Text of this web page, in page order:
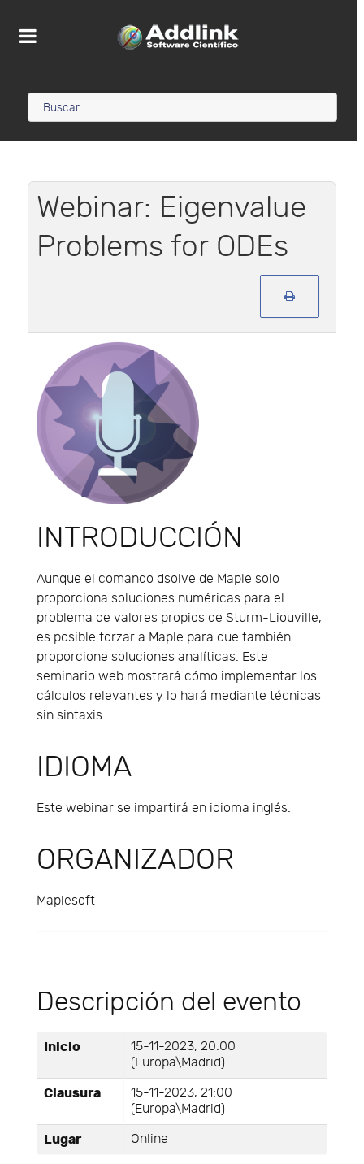
Webinar: Eigenvalue
Problems for ODEs
INTRODUCCIÓN
Aunque el comando dsolve de Maple solo
proporciona soluciones numéricas para el
problema de valores propios de Sturm-Liouville,
es posible forzar a Maple para que también
proporcione soluciones analíticas. Este
seminario web mostrará cómo implementar los
cálculos relevantes y lo hará mediante técnicas
sin sintaxis.
IDIOMA
Este webinar se impartirá en idioma inglés.
ORGANIZADOR
Maplesoft
Descripción del evento
Inicio
15-11-2023, 20:00
(Europa\Madrid)
Clausura
15-11-2023, 21:00
(Europa\Madrid)
Lugar Online